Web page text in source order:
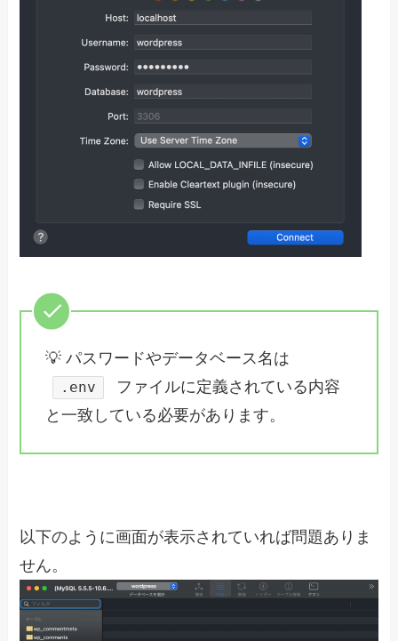
💡 パスワードやデータベース名は
.env
ファイルに定義されている内容
と一致している必要があります。
以下のように画面が表示されていれば問題ありま
せん。